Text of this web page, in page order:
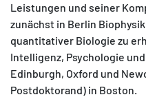
Leistungen und seiner
zunächst in Berlin
quantitativer Biologie zu
Intelligenz, Psychologie
Edinburgh, Oxford und
Postdoktorand) in Boston.